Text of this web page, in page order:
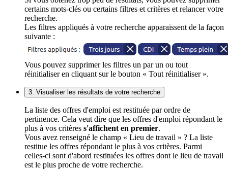
certains mots-clés ou certains filtres et critères et relancer votre
recherche.
Les filtres appliqués à votre recherche apparaissent de la façon
suivante :
Vous pouvez supprimer les filtres un par un ou tout
réinitialiser en cliquant sur le bouton « Tout réinitialiser ».
3. Visualiser les résultats de votre recherche
La liste des offres d'emploi est restituée par ordre de
pertinence. Cela veut dire que les offres d'emploi répondant le
plus à vos critères s'affichent en premier.
Vous avez renseigné le champ « Lieu de travail » ? La liste
restitue les offres répondant le plus à vos critères. Parmi
celles-ci sont d'abord restituées les offres dont le lieu de travail
est le plus proche de votre recherche.